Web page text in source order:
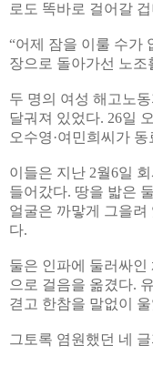
로도 똑바로 걸어갈
“어제 잠을 이룰 수가
장으로 돌아가선 노
두 명의 여성 해고노
달궈져 있었다. 26일
오수영·여민희씨가
이들은 지난 2월6일
들어갔다. 땅을 밟은
얼굴은 까맣게 그을
다.
둘은 인파에 둘러싸인
으로 걸음을 옮겼다.
겯고 한참을 말없이
그토록 염원했던 네